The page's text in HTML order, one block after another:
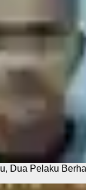
Dua Pelaku